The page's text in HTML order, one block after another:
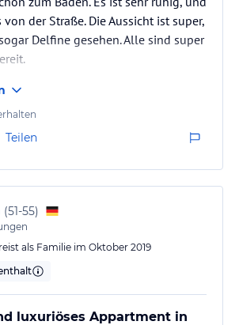
der Straße. Die Aussicht ist super,
Delfine gesehen. Alle sind super
Teilen
(51-55)
als Familie im Oktober 2019
luxuriöses Appartment in